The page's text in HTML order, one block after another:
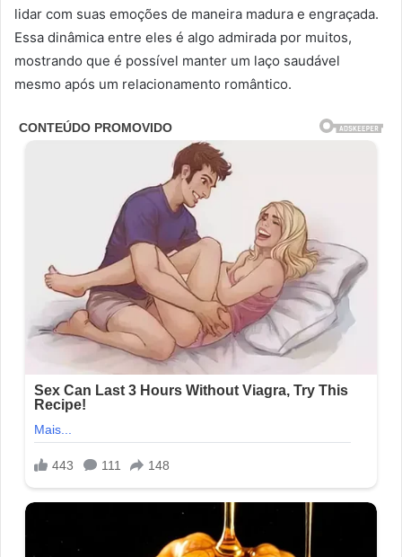
lidar com suas emoções de maneira madura e engraçada.
Essa dinâmica entre eles é algo admirada por muitos,
mostrando que é possível manter um laço saudável
mesmo após um relacionamento romântico.